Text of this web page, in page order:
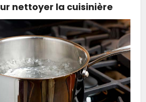
nettoyer la cuisinière